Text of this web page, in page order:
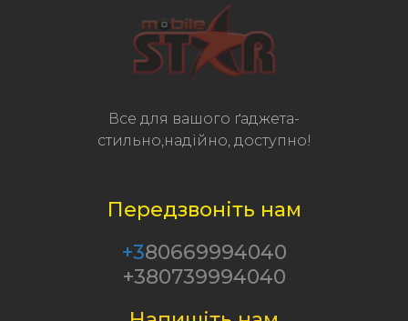
Все для вашого ґаджета-
стильно,надійно, доступно!
Передзвоніть нам
+380669994040
+380739994040